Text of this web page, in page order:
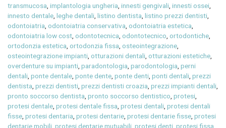
transmucosa ,implantologia ungheria ,innesti gengivali ,innesti ossei
innesto dentale ,leghe dentali ,listino dentista ,listino prezzi dentisti
odontoiatria ,odontoiatria conservativa ,odontoiatria estetica
odontoiatria low cost ,odontotecnica ,odontotecnico ,ortodontiche
ortodonzia estetica ,ortodonzia fissa ,osteointegrazione
osteointegrazione impianti ,otturazioni dentali ,otturazioni estetiche
overdenture su impianti ,paradontologia ,parodontologia ,perni
dentali ,ponte dentale ,ponte dente ,ponte denti ,ponti dentali ,prezzi
dentista ,prezzi dentisti ,prezzi dentisti croazia ,prezzi impianti dentali
pronto soccorso dentista ,pronto soccorso dentistico ,protesi
protesi dentale ,protesi dentale fissa ,protesi dentali ,protesi dentali
fisse ,protesi dentaria ,protesi dentarie ,protesi dentarie fisse ,protesi
dentarie mobili ,protesi dentarie mutuabili ,protesi denti ,protesi fissa